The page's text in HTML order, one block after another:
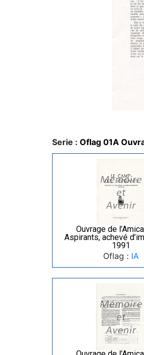
Serie : Oflag 01A
Ouvrage de
Aspirants, achevé
1991
Oflag : IA